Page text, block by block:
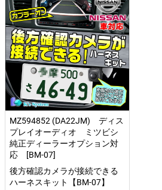
MZ594852 (DA22JM) ディス
プレイオーディオ ミツビシ
純正ディーラーオプション対
応 [BM-07]
後方確認カメラが接続できる
ハーネスキット【BM-07】